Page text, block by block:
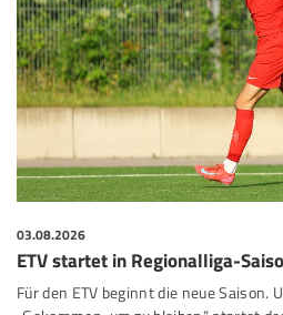
03.08.2026
ETV startet in Regionalliga-
Für den ETV beginnt die neue Saison.